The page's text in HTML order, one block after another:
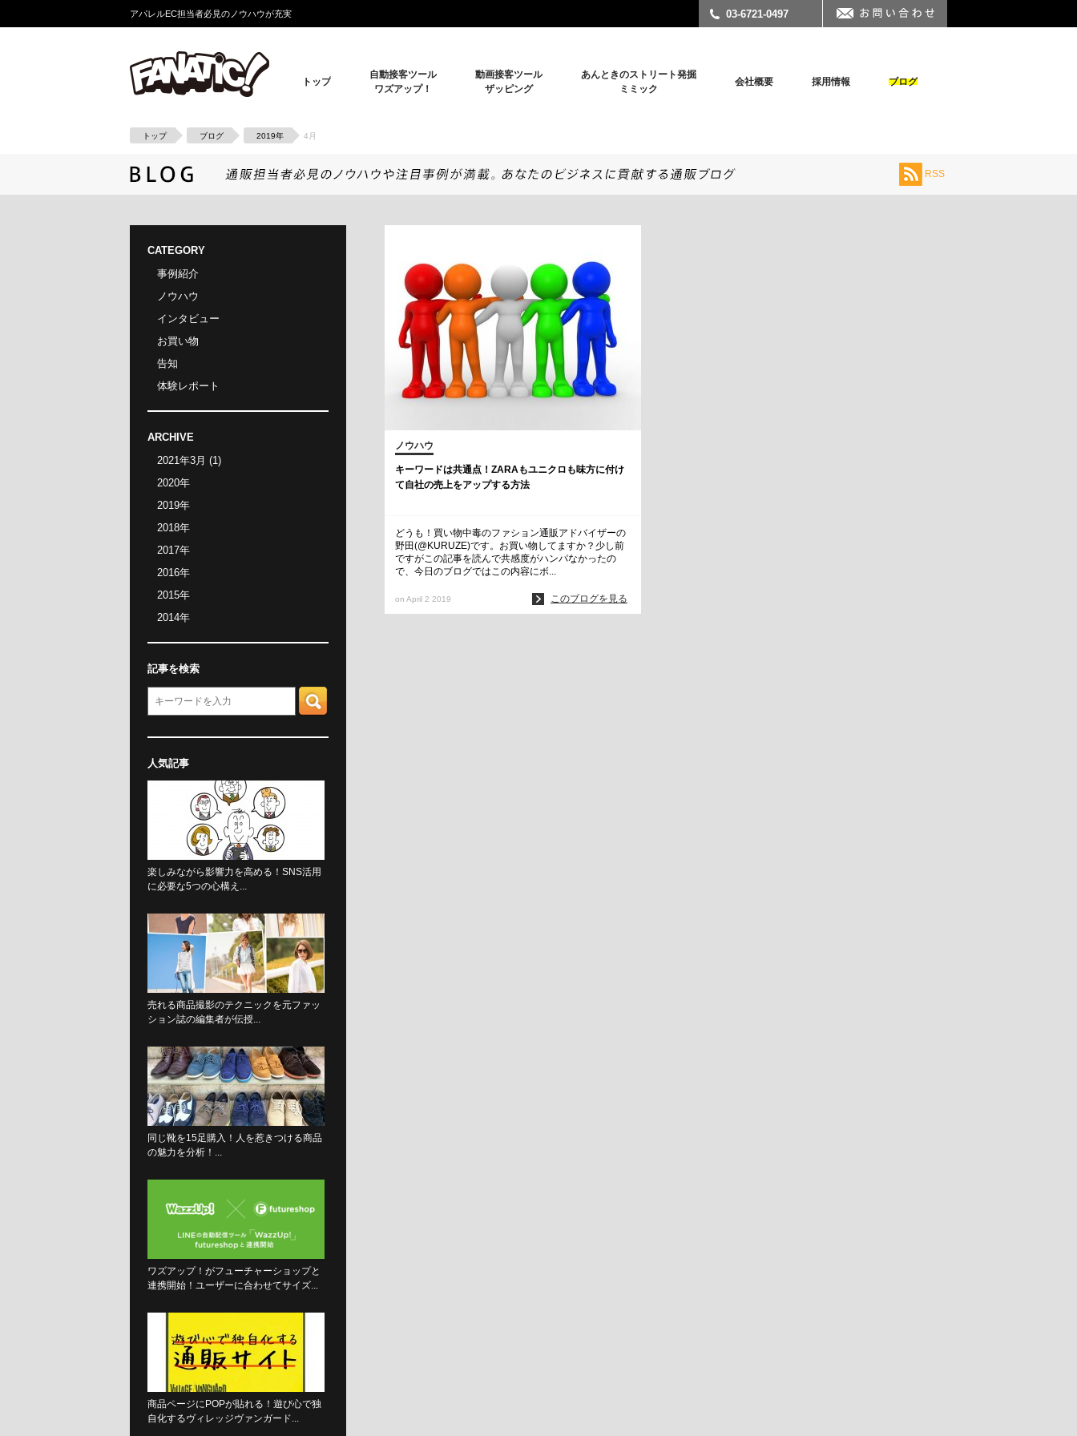
アパレルEC担当者必見のノウハウが充実 03-6721-0497
トップ
自動接客ツール
ワズアップ！
動画接客ツール
ザッピング
あんときのストリート発掘
ミミック
会社概要 採用情報 ブログ
トップ ブログ 2019年 4月
RSS
CATEGORY
事例紹介
ノウハウ
インタビュー
お買い物
告知
体験レポート
ARCHIVE
2021年3月 (1)
2020年
2019年
2018年
2017年
2016年
2015年
2014年
記事を検索
人気記事
楽しみながら影響力を高める！SNS活用
に必要な5つの心構え...
売れる商品撮影のテクニックを元ファッ
ション誌の編集者が伝授...
同じ靴を15足購入！人を惹きつける商品
の魅力を分析！...
ワズアップ！がフューチャーショップと
連携開始！ユーザーに合わせてサイズ...
商品ページにPOPが貼れる！遊び心で独
自化するヴィレッジヴァンガード...
ノウハウ
キーワードは共通点！ZARAもユニクロも味方に付け
て自社の売上をアップする方法
どうも！買い物中毒のファション通販アドバイザーの
野田(@KURUZE)です。お買い物してますか？少し前
ですがこの記事を読んで共感度がハンパなかったの
で、今日のブログではこの内容にボ...
on April 2 2019 このブログを見る